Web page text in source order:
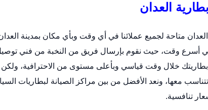
العدان
متاحة لجميع عملائنا في أي وقت وبأي مكان بمدينة
أسرع وقت، حيث نقوم بإرسال فريق من النخبة من فني
خلال وقت قياسي وبأعلى مستوى من الاحترافية، ولكن
تتناسب معها، ونعد الأفضل من بين مراكز الصيانة لبطاريات
تنافسية.